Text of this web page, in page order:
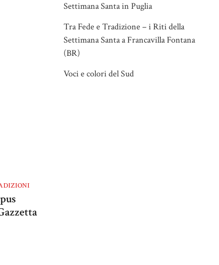
Settimana Santa in Puglia
Tra Fede e Tradizione – i Riti della
Settimana Santa a Francavilla Fontana
(BR)
Voci e colori del Sud